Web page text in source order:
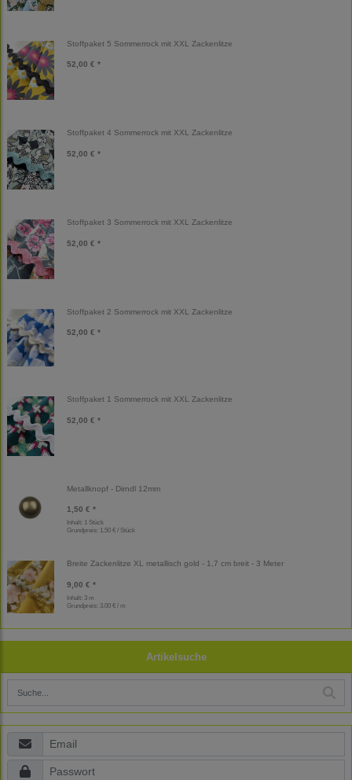
Stoffpaket 5 Sommerrock mit XXL Zackenlitze
52,00 € *
Stoffpaket 4 Sommerrock mit XXL Zackenlitze
52,00 € *
Stoffpaket 3 Sommerrock mit XXL Zackenlitze
52,00 € *
Stoffpaket 2 Sommerrock mit XXL Zackenlitze
52,00 € *
Stoffpaket 1 Sommerrock mit XXL Zackenlitze
52,00 € *
Metallknopf - Dirndl 12mm
1,50 € *
Inhalt: 1 Stück
Grundpreis: 1,50 € / Stück
Breite Zackenlitze XL metallisch gold - 1,7 cm breit - 3 Meter
9,00 € *
Inhalt: 3 m
Grundpreis: 3,00 € / m
Artikelsuche